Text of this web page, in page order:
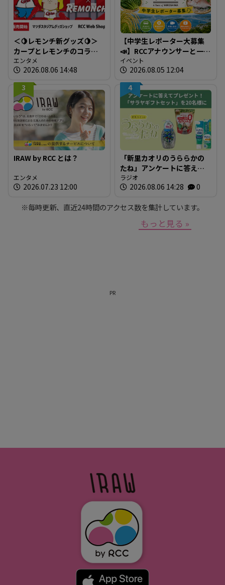
＜🍋レモンチ新グッズ🍋＞
カープとレモンチのコラボ
グッズが登場！
エンタメ
2026.08.06 14:48
【中学生レポーター大募集
📣】RCCアナウンサーと一緒
に「広島の食」の現場を取
材しよう！
イベント
2026.08.05 12:04
3
IRAW by RCC とは？
エンタメ
2026.07.23 12:00
4
「新里カオリのうららかの
たね」アンケートに答えて
プレゼントを当てよう！
ラジオ
2026.08.06 14:28 0
※毎時更新、直近24時間のアクセス数を集計しています。
もっと見る »
PR